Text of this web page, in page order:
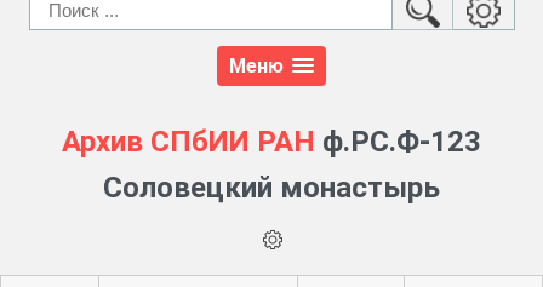
Меню
Архив СПбИИ РАН ф.РС.Ф-123
Соловецкий монастырь